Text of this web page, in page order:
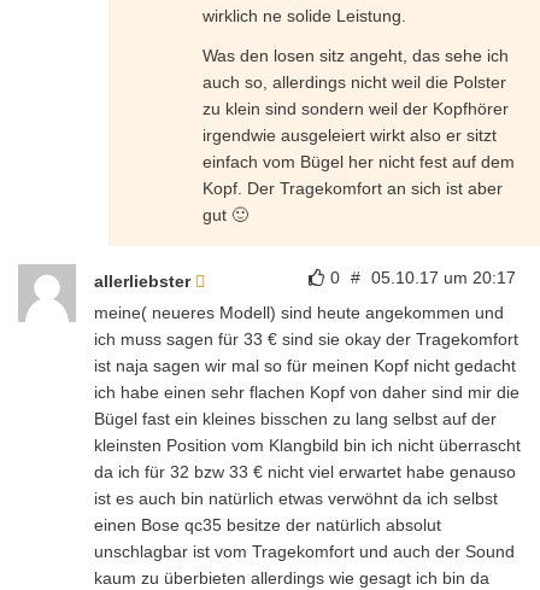
wirklich ne solide Leistung.
Was den losen sitz angeht, das sehe ich
auch so, allerdings nicht weil die Polster
zu klein sind sondern weil der Kopfhörer
irgendwie ausgeleiert wirkt also er sitzt
einfach vom Bügel her nicht fest auf dem
Kopf. Der Tragekomfort an sich ist aber
gut 🙂
0 # 05.10.17 um 20:17
allerliebster
meine( neueres Modell) sind heute angekommen und
ich muss sagen für 33 € sind sie okay der Tragekomfort
ist naja sagen wir mal so für meinen Kopf nicht gedacht
ich habe einen sehr flachen Kopf von daher sind mir die
Bügel fast ein kleines bisschen zu lang selbst auf der
kleinsten Position vom Klangbild bin ich nicht überrascht
da ich für 32 bzw 33 € nicht viel erwartet habe genauso
ist es auch bin natürlich etwas verwöhnt da ich selbst
einen Bose qc35 besitze der natürlich absolut
unschlagbar ist vom Tragekomfort und auch der Sound
kaum zu überbieten allerdings wie gesagt ich bin da